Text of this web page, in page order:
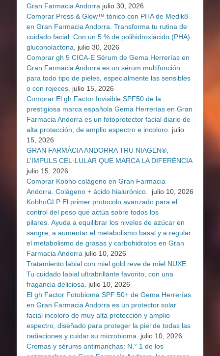
Gran Farmacia Andorra julio 30, 2026
Comprar Press & Glow™ tónico con PHA de Medik8
en Gran Farmacia Andorra. Transforma tu rutina de
cuidado facial. Con un 5 % de polihidroxiácido (PHA)
gluconolactona,
julio 30, 2026
Comprar gh 5 CICA-E Sérum de Gema Herrerías en
Gran Farmacia Andorra es un sérum multifunción
para todo tipo de pieles, especialmente las sensibles
o con rojeces. julio 15, 2026
Comprar El gh Factor Invisible SPF50 de la
prestigiosa marca española Gema Herrerías en Gran
Farmacia Andorra es un fotoprotector facial diario de
alta protección, de amplio espectro e incoloro. julio
15, 2026
GRAN FARMÀCIA ANDORRA TRU NIAGEN®,
L’IMPULS CEL·LULAR QUE MARCA LA DIFERÈNCIA
julio 15, 2026
Comprar Kobho colágeno en Gran Farmacia
Andorra. Colágeno + ácido hialurónico.
julio 10, 2026
KobhoGLP El primer protocolo avanzado para el
control del peso que actúa sobre todos los
pilares. Ayuda a equilibrar los niveles de azúcar en
sangre, a aumentar el metabolismo basal y a regular
el metabolismo de grasas y carbohidratos en Gran
Farmacia Andorra julio 10, 2026
Tratamiento labial con miel gold reve de miel NUXE
Tu cuidado labial ultrabrillante favorito, con una
fragancia deliciosa.
julio 10, 2026
El gh Factor Fotobioma SPF 50+ de Gema Herrerías
en Gran Farmacia Andorra es un protector solar
facial incoloro de muy alta protección y amplio
espectro, diseñado para proteger la piel de todas las
radiaciones y cuidar su microbioma.
julio 10, 2026
Cremas y sérums antimanchas: N.° 1 de los